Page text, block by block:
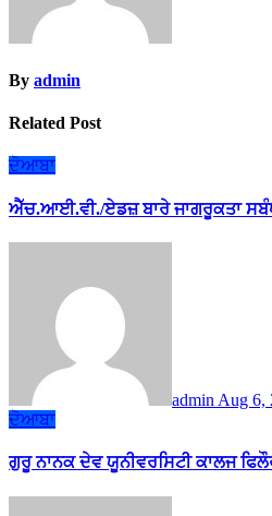
By admin
Related Post
ਦੋਆਬਾ
ਐੱਚ.ਆਈ.ਵੀ./ਏਡਜ਼ ਬਾਰੇ ਜਾਗਰੂਕਤਾ
admin Aug 6,
ਦੋਆਬਾ
ਗੁਰੂ ਨਾਨਕ ਦੇਵ ਯੂਨੀਵਰਸਿਟੀ ਕਾਲਜ